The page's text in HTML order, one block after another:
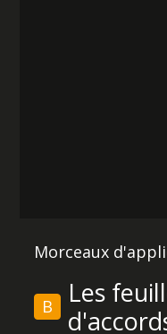
Morceaux
B
Les